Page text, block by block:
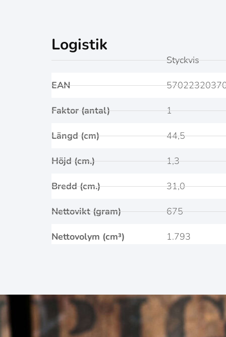
Logistik
EAN
Faktor (antal)
Längd (cm)
Höjd (cm.)
Bredd (cm.)
Nettovikt (gram)
Nettovolym (cm³)
Styckvis
1
44,5
1,3
31,0
675
1.793